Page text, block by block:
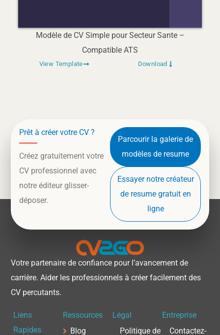
Modèle de CV Simple pour Secteur Sante –
Compatible ATS
View Template Download
Prêt à créer votre CV ?
Créez gratuitement votre
CV professionnel avec
notre éditeur glisser-
déposer.
Parcourir la galerie de
modèles de resume
Essayer notre créateur
de resume gratuit en
ligne
Votre partenaire de confiance pour l’avancement de
carrière. Aider les professionnels à créer facilement des
CV percutants.
Liens
Rapides
Ressources
Blog
Légal
Politique de
Entreprise
Contactez-